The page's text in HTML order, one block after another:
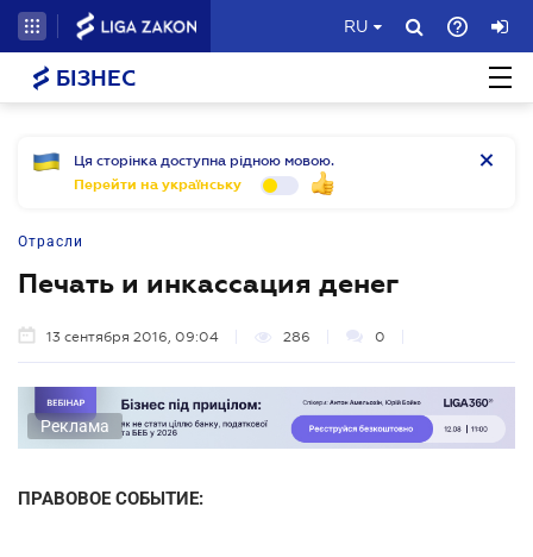
RU
БІЗНЕС
Ця сторінка доступна рідною мовою.
Перейти на українську
Отрасли
Печать и инкассация денег
13 сентября 2016, 09:04 286 0
Реклама
ПРАВОВОЕ СОБЫТИЕ: